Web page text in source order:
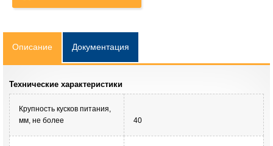
Описание Документация
Технические характеристики
Крупность кусков питания,
мм, не более
40